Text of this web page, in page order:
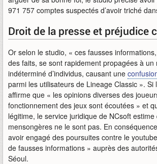
971 757 comptes suspectés d’avoir triché
Droit de la presse et préjudice
Or selon le studio, « ces fausses
des faits, se sont rapidement propagées à un
indéterminé d’individus, causant une
parmi les utilisateurs de Lineage Classic ». Si
affirme que « les opinions diverses des
fonctionnement des jeux sont écoutées » et
légitime, le service juridique de NCsoft
mensongères ne le sont pas. En
avoir engagé des poursuites contre le
de fausses informations » auprès des
Séoul.